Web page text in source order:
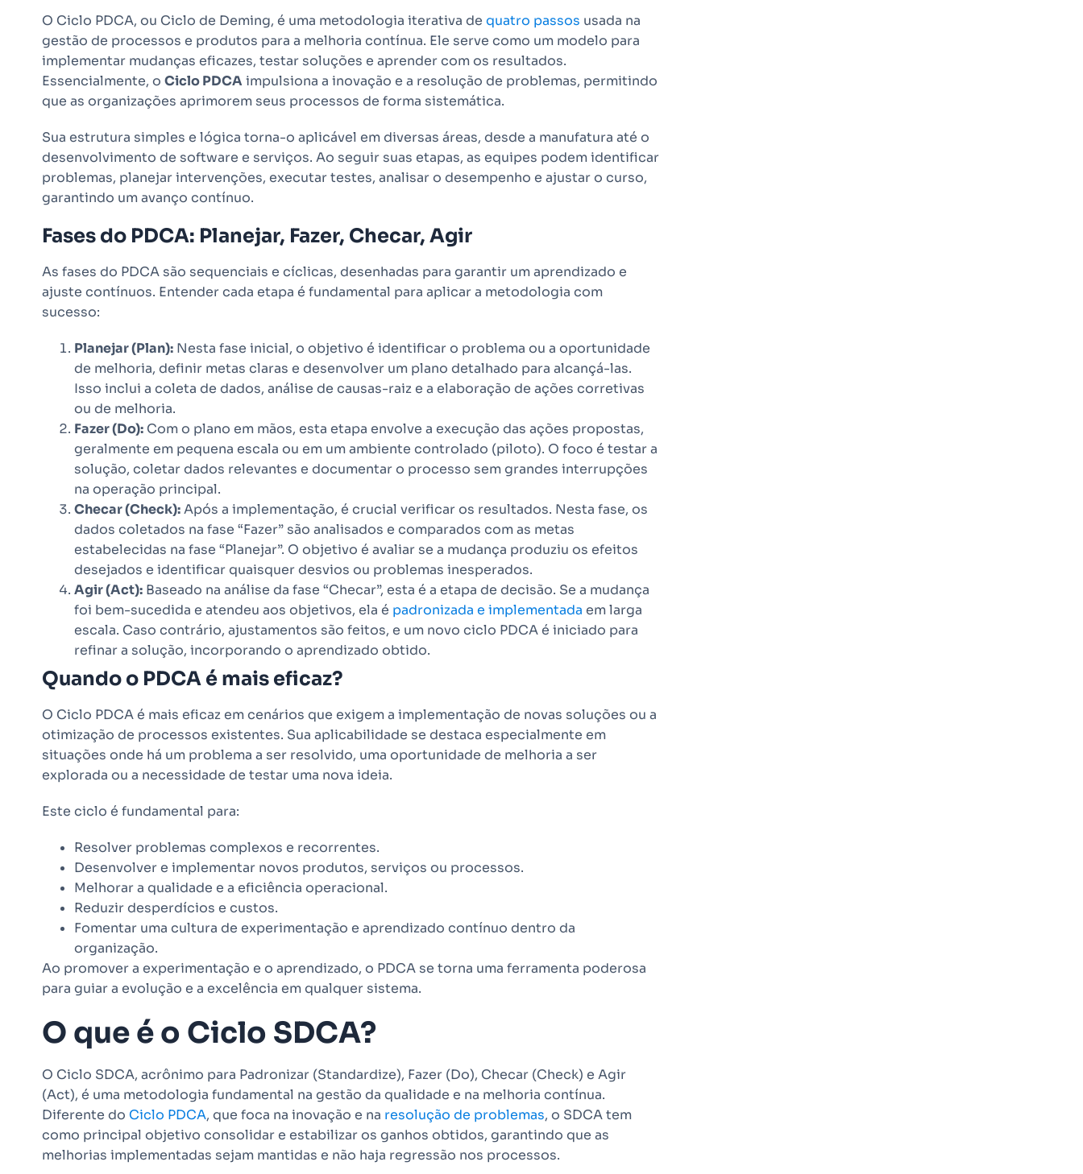
O Ciclo PDCA, ou Ciclo de Deming, é uma metodologia iterativa de quatro passos usada na
gestão de processos e produtos para a melhoria contínua. Ele serve como um modelo para
implementar mudanças eficazes, testar soluções e aprender com os resultados.
Essencialmente, o Ciclo PDCA impulsiona a inovação e a resolução de problemas, permitindo
que as organizações aprimorem seus processos de forma sistemática.
Sua estrutura simples e lógica torna-o aplicável em diversas áreas, desde a manufatura até o
desenvolvimento de software e serviços. Ao seguir suas etapas, as equipes podem identificar
problemas, planejar intervenções, executar testes, analisar o desempenho e ajustar o curso,
garantindo um avanço contínuo.
Fases do PDCA: Planejar, Fazer, Checar, Agir
As fases do PDCA são sequenciais e cíclicas, desenhadas para garantir um aprendizado e
ajuste contínuos. Entender cada etapa é fundamental para aplicar a metodologia com
sucesso:
Planejar (Plan): Nesta fase inicial, o objetivo é identificar o problema ou a oportunidade
de melhoria, definir metas claras e desenvolver um plano detalhado para alcançá-las.
Isso inclui a coleta de dados, análise de causas-raiz e a elaboração de ações corretivas
ou de melhoria.
Fazer (Do): Com o plano em mãos, esta etapa envolve a execução das ações propostas,
geralmente em pequena escala ou em um ambiente controlado (piloto). O foco é testar a
solução, coletar dados relevantes e documentar o processo sem grandes interrupções
na operação principal.
Checar (Check):Após a implementação, é crucial verificar os resultados. Nesta fase, os
dados coletados na fase “Fazer” são analisados e comparados com as metas
estabelecidas na fase “Planejar”. O objetivo é avaliar se a mudança produziu os efeitos
desejados e identificar quaisquer desvios ou problemas inesperados.
Agir (Act): Baseado na análise da fase “Checar”, esta é a etapa de decisão. Se a mudança
foi bem-sucedida e atendeu aos objetivos, ela é padronizada e implementada em larga
escala. Caso contrário, ajustamentos são feitos, e um novo ciclo PDCA é iniciado para
refinar a solução, incorporando o aprendizado obtido.
Quando o PDCA é mais eficaz?
O Ciclo PDCA é mais eficaz em cenários que exigem a implementação de novas soluções ou a
otimização de processos existentes. Sua aplicabilidade se destaca especialmente em
situações onde há um problema a ser resolvido, uma oportunidade de melhoria a ser
explorada ou a necessidade de testar uma nova ideia.
Este ciclo é fundamental para:
Resolver problemas complexos e recorrentes.
Desenvolver e implementar novos produtos, serviços ou processos.
Melhorar a qualidade e a eficiência operacional.
Reduzir desperdícios e custos.
Fomentar uma cultura de experimentação e aprendizado contínuo dentro da
organização.
Ao promover a experimentação e o aprendizado, o PDCA se torna uma ferramenta poderosa
para guiar a evolução e a excelência em qualquer sistema.
O que é o Ciclo SDCA?
O Ciclo SDCA, acrônimo para Padronizar (Standardize), Fazer (Do), Checar (Check) e Agir
(Act), é uma metodologia fundamental na gestão da qualidade e na melhoria contínua.
Diferente do Ciclo PDCA, que foca na inovação e na resolução de problemas, o SDCA tem
como principal objetivo consolidar e estabilizar os ganhos obtidos, garantindo que as
melhorias implementadas sejam mantidas e não haja regressão nos processos.